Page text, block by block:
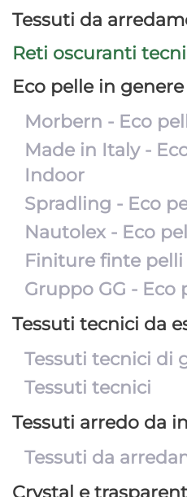
Tessuti da
Reti oscuranti
Eco pelle in genere
Morbern - Eco
Made in Italy -
Indoor
Spradling - Eco
Nautolex - Eco
Finiture finte pelli
Gruppo GG -
Tessuti tecnici da
Tessuti tecnici di
Tessuti tecnici
Tessuti arredo da
Tessuti da
Crystal e